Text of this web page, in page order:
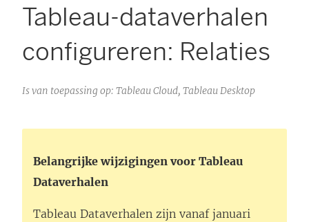
Tableau-dataverhalen
configureren: Relaties
Is van toepassing op: Tableau Cloud, Tableau Desktop
Belangrijke wijzigingen voor Tableau
Dataverhalen
Tableau Dataverhalen zijn vanaf januari